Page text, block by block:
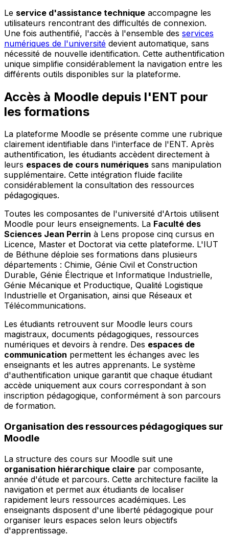
Le service d'assistance technique accompagne les
utilisateurs rencontrant des difficultés de connexion.
Une fois authentifié, l'accès à l'ensemble des services
numériques de l'université devient automatique, sans
nécessité de nouvelle identification. Cette authentification
unique simplifie considérablement la navigation entre les
différents outils disponibles sur la plateforme.
Accès à Moodle depuis l'ENT pour
les formations
La plateforme Moodle se présente comme une rubrique
clairement identifiable dans l'interface de l'ENT. Après
authentification, les étudiants accèdent directement à
leurs espaces de cours numériques sans manipulation
supplémentaire. Cette intégration fluide facilite
considérablement la consultation des ressources
pédagogiques.
Toutes les composantes de l'université d'Artois utilisent
Moodle pour leurs enseignements. La Faculté des
Sciences Jean Perrin à Lens propose cinq cursus en
Licence, Master et Doctorat via cette plateforme. L'IUT
de Béthune déploie ses formations dans plusieurs
départements : Chimie, Génie Civil et Construction
Durable, Génie Électrique et Informatique Industrielle,
Génie Mécanique et Productique, Qualité Logistique
Industrielle et Organisation, ainsi que Réseaux et
Télécommunications.
Les étudiants retrouvent sur Moodle leurs cours
magistraux, documents pédagogiques, ressources
numériques et devoirs à rendre. Des espaces de
communication permettent les échanges avec les
enseignants et les autres apprenants. Le système
d'authentification unique garantit que chaque étudiant
accède uniquement aux cours correspondant à son
inscription pédagogique, conformément à son parcours
de formation.
Organisation des ressources pédagogiques sur
Moodle
La structure des cours sur Moodle suit une
organisation hiérarchique claire par composante,
année d'étude et parcours. Cette architecture facilite la
navigation et permet aux étudiants de localiser
rapidement leurs ressources académiques. Les
enseignants disposent d'une liberté pédagogique pour
organiser leurs espaces selon leurs objectifs
d'apprentissage.